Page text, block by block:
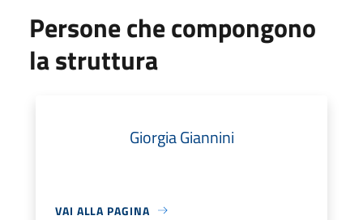
Persone che compongono
la struttura
Giorgia Giannini
VAI ALLA PAGINA